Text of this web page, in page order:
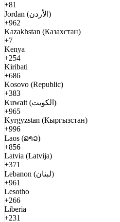
+81
Jordan (الأردن)
+962
Kazakhstan (Казахстан)
+7
Kenya
+254
Kiribati
+686
Kosovo (Republic)
+383
Kuwait (الكويت)
+965
Kyrgyzstan (Кыргызстан)
+996
Laos (ລາວ)
+856
Latvia (Latvija)
+371
Lebanon (لبنان)
+961
Lesotho
+266
Liberia
+231